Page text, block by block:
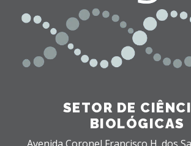
SETOR DE
BIOLÓGICAS